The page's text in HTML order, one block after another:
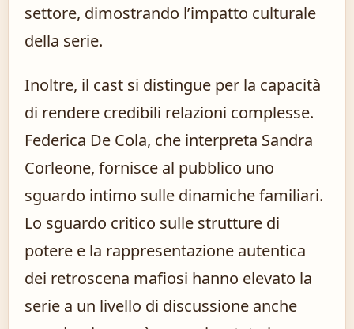
settore, dimostrando l’impatto culturale
della serie.
Inoltre, il cast si distingue per la capacità
di rendere credibili relazioni complesse.
Federica De Cola, che interpreta Sandra
Corleone, fornisce al pubblico uno
sguardo intimo sulle dinamiche familiari.
Lo sguardo critico sulle strutture di
potere e la rappresentazione autentica
dei retroscena mafiosi hanno elevato la
serie a un livello di discussione anche